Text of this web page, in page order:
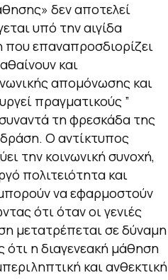
δεν αποτελεί
υπό την αιγίδα
που επαναπροσδιορίζει
και
απομόνωσης και
πραγματικούς ”
τη φρεσκάδα της
δράση. Ο αντίκτυπος
την κοινωνική συνοχή,
πολιτειότητα και
να εφαρμοστούν
ότι όταν οι γενιές
μετατρέπεται σε δύναμη
ότι η διαγενεακή μάθηση
και ανθεκτική